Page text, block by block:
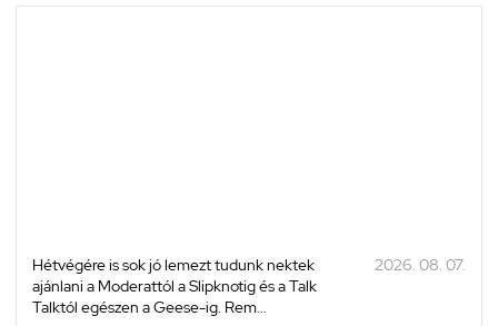
Hétvégére is sok jó lemezt tudunk nektek
ajánlani a Moderattól a Slipknotig és a Talk
Talktól egészen a Geese-ig. Rem...
2026. 08. 07.